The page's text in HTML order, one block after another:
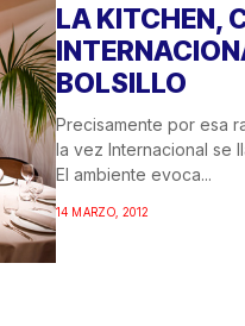
LA KITCHEN,
BOLSILLO
Precisamente por esa
la vez Internacional se
El ambiente evoca...
14 MARZO, 2012